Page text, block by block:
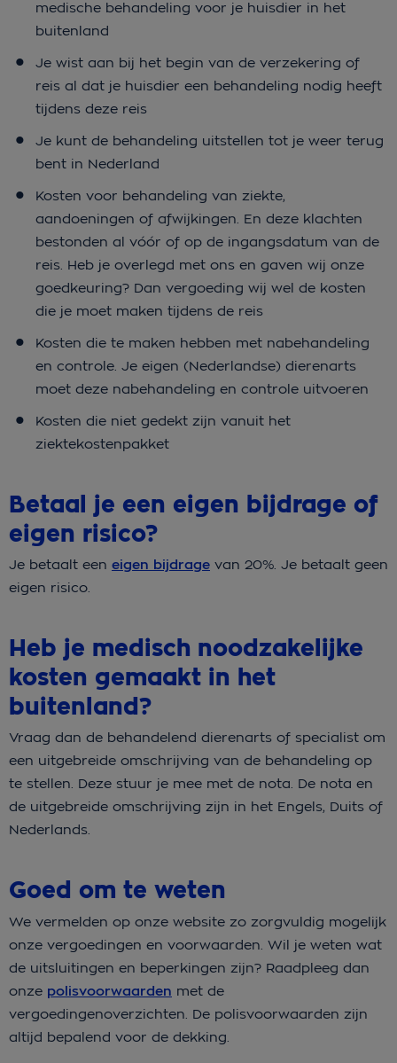
medische behandeling voor je huisdier in het
buitenland
Je wist aan bij het begin van de verzekering of
reis al dat je huisdier een behandeling nodig heeft
tijdens deze reis
Je kunt de behandeling uitstellen tot je weer terug
bent in Nederland
Kosten voor behandeling van ziekte,
aandoeningen of afwijkingen. En deze klachten
bestonden al vóór of op de ingangsdatum van de
reis. Heb je overlegd met ons en gaven wij onze
goedkeuring? Dan vergoeding wij wel de kosten
die je moet maken tijdens de reis
Kosten die te maken hebben met nabehandeling
en controle. Je eigen (Nederlandse) dierenarts
moet deze nabehandeling en controle uitvoeren
Kosten die niet gedekt zijn vanuit het
ziektekostenpakket
Betaal je een eigen bijdrage of
eigen risico?
Je betaalt een eigen bijdrage van 20%. Je betaalt geen
eigen risico.
Heb je medisch noodzakelijke
kosten gemaakt in het
buitenland?
Vraag dan de behandelend dierenarts of specialist om
een uitgebreide omschrijving van de behandeling op
te stellen. Deze stuur je mee met de nota. De nota en
de uitgebreide omschrijving zijn in het Engels, Duits of
Nederlands.
Goed om te weten
We vermelden op onze website zo zorgvuldig mogelijk
onze vergoedingen en voorwaarden. Wil je weten wat
de uitsluitingen en beperkingen zijn? Raadpleeg dan
onze polisvoorwaarden met de
vergoedingenoverzichten. De polisvoorwaarden zijn
altijd bepalend voor de dekking.